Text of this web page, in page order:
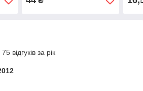
відгуків за рік